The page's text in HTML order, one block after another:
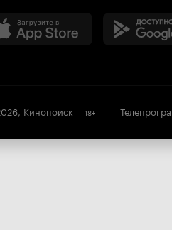
, Кинопоиск 18+